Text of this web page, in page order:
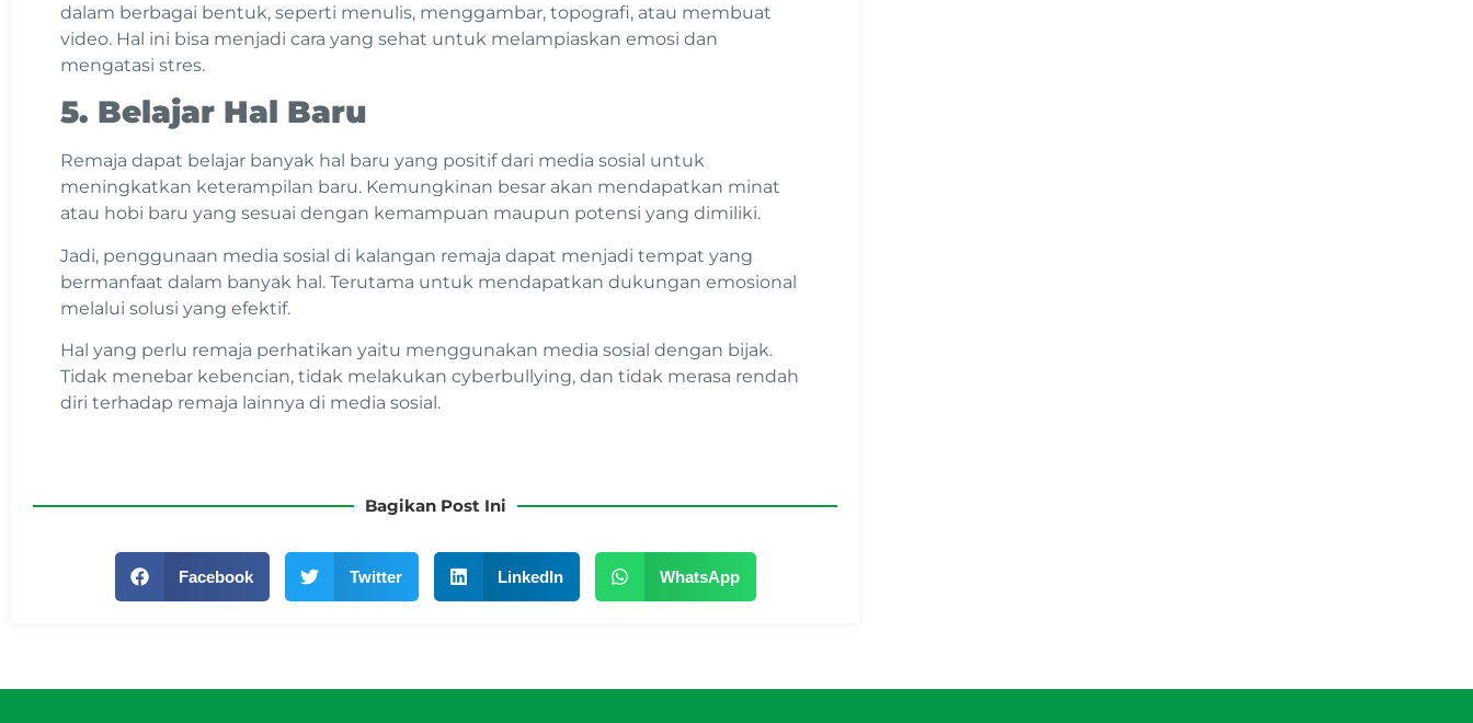
dalam berbagai bentuk, seperti menulis, menggambar, topografi, atau membuat
video. Hal ini bisa menjadi cara yang sehat untuk melampiaskan emosi dan
mengatasi stres.
5. Belajar Hal Baru
Remaja dapat belajar banyak hal baru yang positif dari media sosial untuk
meningkatkan keterampilan baru. Kemungkinan besar akan mendapatkan minat
atau hobi baru yang sesuai dengan kemampuan maupun potensi yang dimiliki.
Jadi, penggunaan media sosial di kalangan remaja dapat menjadi tempat yang
bermanfaat dalam banyak hal. Terutama untuk mendapatkan dukungan emosional
melalui solusi yang efektif.
Hal yang perlu remaja perhatikan yaitu menggunakan media sosial dengan bijak.
Tidak menebar kebencian, tidak melakukan cyberbullying, dan tidak merasa rendah
diri terhadap remaja lainnya di media sosial.
Bagikan Post Ini
Facebook Twitter LinkedIn WhatsApp